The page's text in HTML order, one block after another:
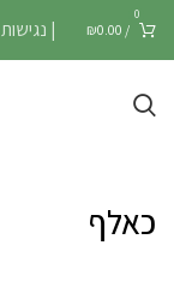
0
/
₪0.00 | נגישות
כאלף